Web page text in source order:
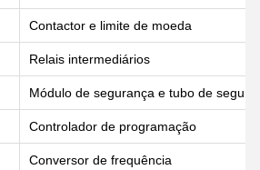
Contactor e limite de moeda
Relais intermediários
Módulo de segurança e tubo de
Controlador de programação
Conversor de frequência